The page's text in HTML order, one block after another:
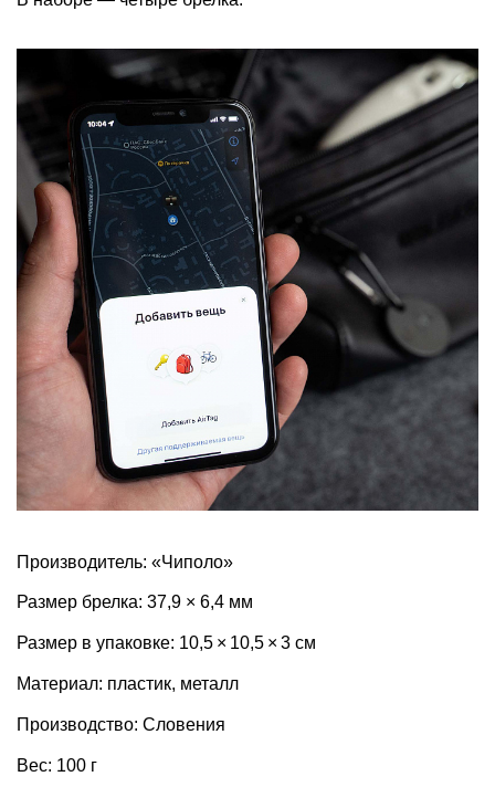
Производитель: «Чиполо»
Размер брелка: 37,9 × 6,4 мм
Размер в упаковке: 10,5 × 10,5 × 3 см
Материал: пластик, металл
Производство: Словения
Вес: 100 г